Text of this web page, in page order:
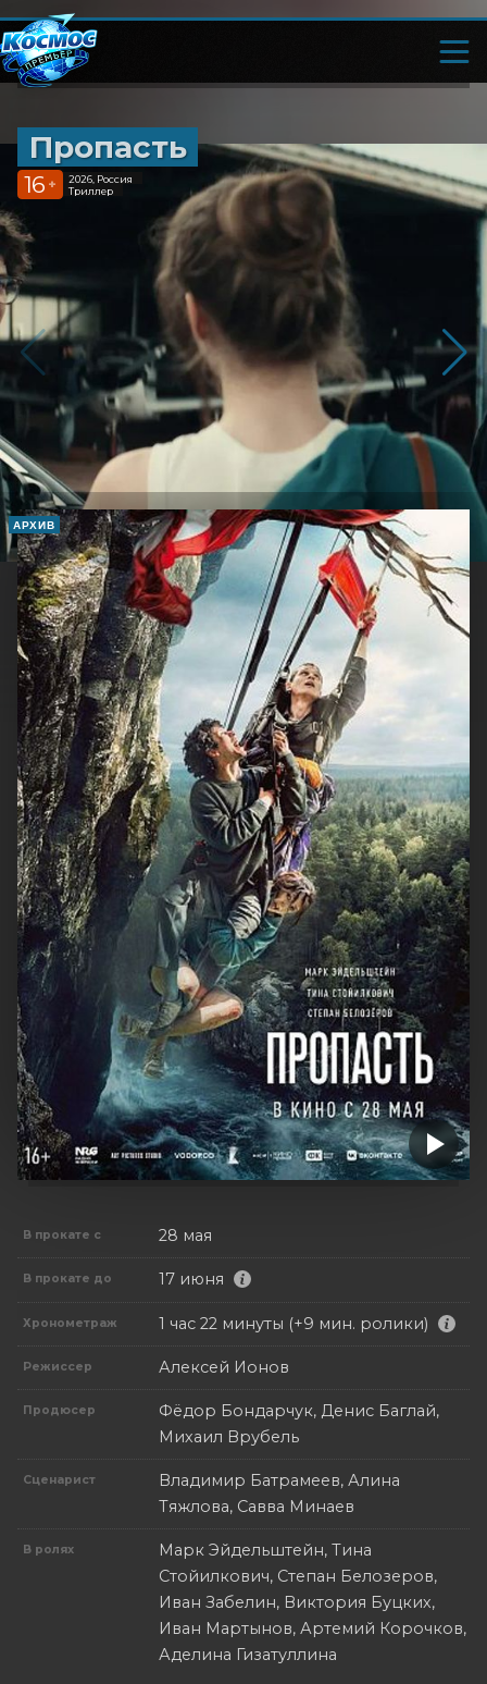
Пропасть
16 +
2026, Россия
Триллер
АРХИВ
В прокате с 28 мая
В прокате до 17 июня
Хронометраж 1 час 22 минуты (+9 мин. ролики)
Режиссер Алексей Ионов
Продюсер
Фёдор Бондарчук, Денис Баглай,
Михаил Врубель
Сценарист
Владимир Батрамеев, Алина
Тяжлова, Савва Минаев
В ролях
Марк Эйдельштейн, Тина
Стойилкович, Степан Белозеров,
Иван Забелин, Виктория Буцких,
Иван Мартынов, Артемий Корочков,
Аделина Гизатуллина